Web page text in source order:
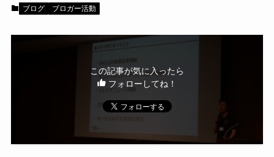
ブログ ブロガー活動
この記事が気に入ったら
フォローしてね！